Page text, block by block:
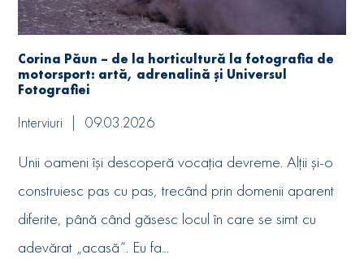
Corina Păun – de la horticultură la fotografia de
motorsport: artă, adrenalină și Universul
Fotografiei
Interviuri 09.03.2026
Unii oameni își descoperă vocația devreme. Alții și-o
construiesc pas cu pas, trecând prin domenii aparent
diferite, până când găsesc locul în care se simt cu
adevărat „acasă”. Eu fa...